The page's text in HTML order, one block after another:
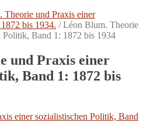
Theorie und Praxis einer
bis 1934. /Léon Blum. Theorie
Politik, Band 1: 1872 bis 1934
und Praxis einer
Band 1: 1872 bis